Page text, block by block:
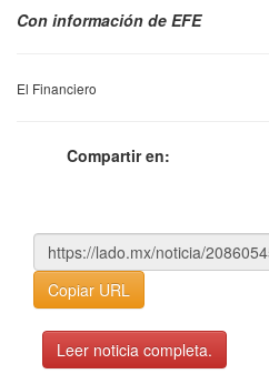
Con información de EFE
El Financiero
Compartir en:
Copiar URL
Leer noticia completa.